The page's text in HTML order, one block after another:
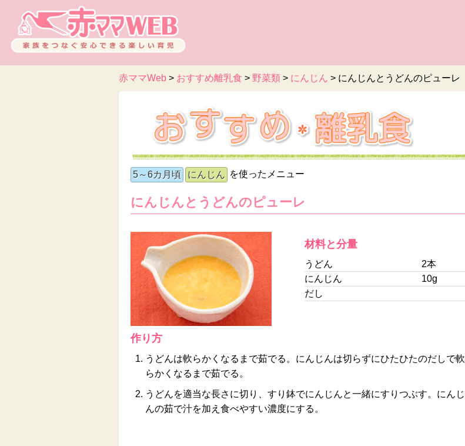
赤ママWeb > おすすめ離乳食 > 野菜類 > にんじん > にんじんとうどんのピューレ
5～6カ月頃 にんじん を使ったメニュー
にんじんとうどんのピューレ
材料と分量
うどん
2本
にんじん
10g
だし
作り方
うどんは軟らかくなるまで茹でる。にんじんは切らずにひたひたのだしで軟
らかくなるまで茹でる。
うどんを適当な長さに切り、すり鉢でにんじんと一緒にすりつぶす。にんじ
んの茹で汁を加え食べやすい濃度にする。